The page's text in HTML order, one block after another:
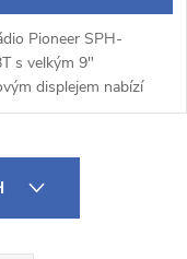
Pioneer SPH-
s velkým 9"
displejem nabízí
výbavu včetně
Auto, Bluetooth
WebLink 3.0 a...